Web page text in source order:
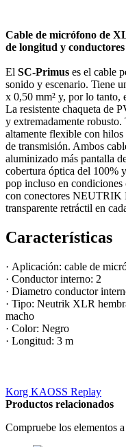
Cable de micrófono de
de longitud y
El SC-Primus es el cable
sonido y escenario. Tiene
x 0,50 mm² y, por lo tanto,
La resistente chaqueta de
y extremadamente
altamente flexible con
de transmisión. Ambos
aluminizado más pantalla
cobertura óptica del 100%
pop incluso en
con conectores
transparente retráctil en
Características
· Aplicación: cable de
· Conductor interno: 2
· Diametro conductor
· Tipo: Neutrik XLR
macho
· Color: Negro
· Longitud: 3 m
Korg KAOSS Replay
Productos relacionados
Compruebe los elementos